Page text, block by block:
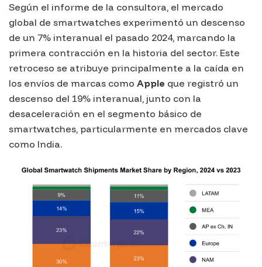
Según el informe de la consultora, el mercado
global de smartwatches experimentó un descenso
de un 7% interanual el pasado 2024, marcando la
primera contracción en la historia del sector. Este
retroceso se atribuye principalmente a la caída en
los envíos de marcas como Apple que registró un
descenso del 19% interanual, junto con la
desaceleración en el segmento básico de
smartwatches, particularmente en mercados clave
como India.